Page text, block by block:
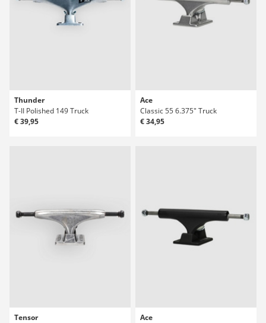
Thunder
T-II Polished 149 Truck
€ 39,95
Ace
Classic 55 6.375" Truck
€ 34,95
Tensor
Ace